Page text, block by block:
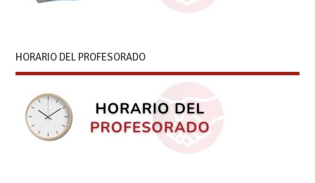
HORARIO DEL PROFESORADO